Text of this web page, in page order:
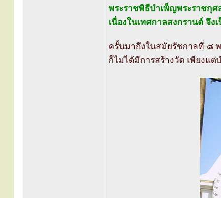
พระราชพิธีบำเพ็ญพระราชกุ
เนื่องในเทศกาลสงกรานต์ จึ
ครั้นมาถึงในสมัยรัชกาลที่ ๘
ก็ไม่ได้มีการสร้างวัด เพียงแ